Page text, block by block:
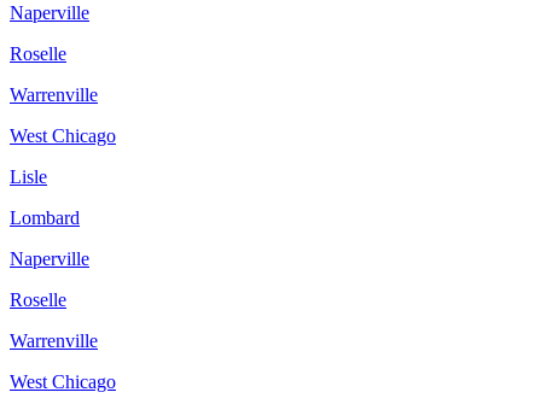
Naperville
Roselle
Warrenville
West Chicago
Lisle
Lombard
Naperville
Roselle
Warrenville
West Chicago